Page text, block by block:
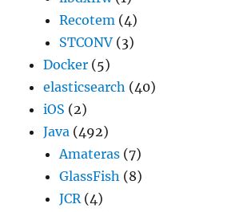
Recotem (4)
STCONV (3)
Docker (5)
elasticsearch (40)
iOS (2)
Java (492)
Amateras (7)
GlassFish (8)
JCR(4)